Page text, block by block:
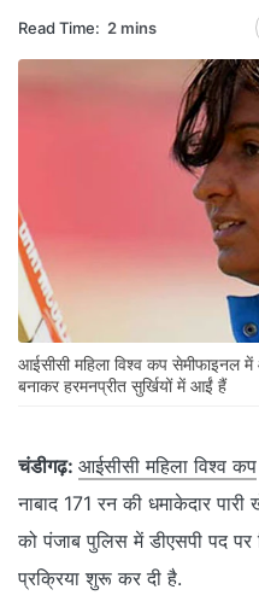
Read Time: 2 mins
आईसीसी महिला विश्व कप सेमीफाइनल
बनाकर हरमनप्रीत सुर्खियों में आईं हैं
चंडीगढ़: आईसीसी महिला विश्व कप
नाबाद 171 रन की धमाकेदार
को पंजाब पुलिस में डीएसपी पद
प्रक्रिया शुरू कर दी है.